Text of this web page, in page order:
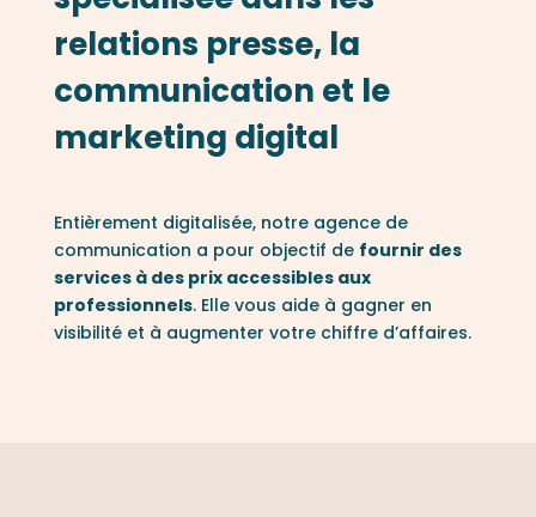
relations presse, la
communication et le
marketing digital
Entièrement digitalisée, notre agence de
communication a pour objectif de fournir des
services à des prix accessibles aux
professionnels. Elle vous aide à gagner en
visibilité et à augmenter votre chiffre d’affaires.